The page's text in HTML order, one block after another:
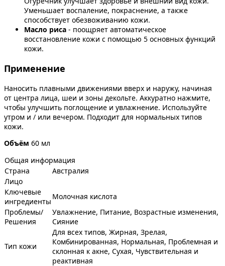
Уменьшает воспаление, покраснение, а также
способствует обезвоживанию кожи.
Масло риса - поощряет автоматическое
восстановление кожи с помощью 5 основных функций
кожи.
Применение
Наносить плавными движениями вверх и наружу, начиная
от центра лица, шеи и зоны декольте. Аккуратно нажмите,
чтобы улучшить поглощение и увлажнение. Используйте
утром и / или вечером. Подходит для нормальных типов
кожи.
Объём 60 мл
Общая информация
Страна
Австралия
Лицо
Ключевые
ингредиенты
Молочная кислота
Проблемы/
Решения
Увлажнение, Питание, Возрастные изменения,
Сияние
Тип кожи
Для всех типов, Жирная, Зрелая,
Комбинированная, Нормальная, Проблемная и
склонная к акне, Сухая, Чувствительная и
реактивная